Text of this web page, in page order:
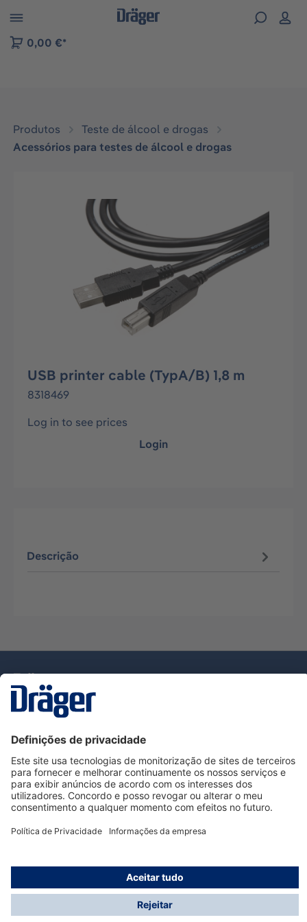
to B2B platform navigation
0,00 €*
Produtos
Teste de álcool e drogas
Acessórios para testes de álcool e drogas
Ignorar galeria de imagens
USB printer cable (TypA/B) 1,8 m
8318469
Log in to see prices
Login
Descrição
Serviço de Apoio ao Cliente Dräger
Utilização da loja
Informações
© Dräger Portugal, Lda, 2024
* Todos os preços excl. IVA mais
possíveis taxas de entrega, se não for indicado o